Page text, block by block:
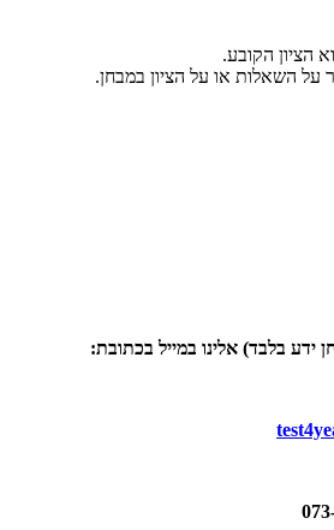
הציון הקובע.
על השאלות או על הציון במבחן.
ידע בלבד) אלינו במייל בכתובת: